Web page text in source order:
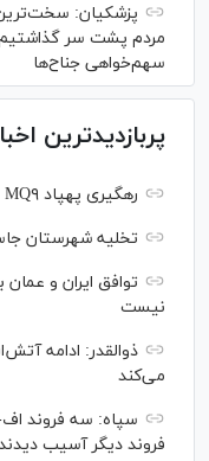
پزشکیان: سخت‌ترین
مردم پشت سر
سهم‌خواهی جناح‌ها
پربازدیدترین
رهگیری پهپاد MQ۹ بر فراز تنگه هرمز
تخلیه شهرستان
توافق ایران و
نیست
ذوالقدر: ادامه
می‌کند
فروند دیگر آسیب